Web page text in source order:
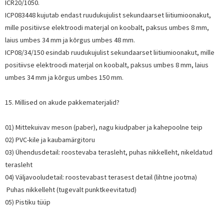
ICR20/1050.
ICP083448 kujutab endast ruudukujulist sekundaarset liitiumioonakut,
mille positiivse elektroodi materjal on koobalt, paksus umbes 8 mm,
laius umbes 34 mm ja kõrgus umbes 48 mm.
ICP08/34/150 esindab ruudukujulist sekundaarset liitiumioonakut, mille
positiivse elektroodi materjal on koobalt, paksus umbes 8 mm, laius
umbes 34 mm ja kõrgus umbes 150 mm.
15. Millised on akude pakkematerjalid?
01) Mittekuivav meson (paber), nagu kiudpaber ja kahepoolne teip
02) PVC-kile ja kaubamärgitoru
03) Ühendusdetail: roostevaba terasleht, puhas nikkelleht, nikeldatud
terasleht
04) Väljavooludetail: roostevabast terasest detail (lihtne jootma)
Puhas nikkelleht (tugevalt punktkeevitatud)
05) Pistiku tüüp